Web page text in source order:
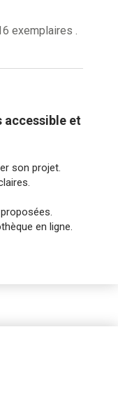
exemplaires .
et
son projet.
en ligne.